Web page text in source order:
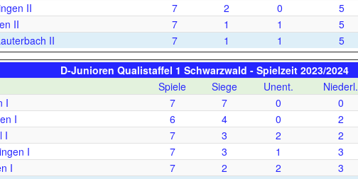
II 7 2 0 5
II 7 1 1 5
II 7 1 1 5
D-Junioren Qualistaffel 1 Schwarzwald - Spielzeit 2023/2024
Spiele Siege Unent. Niederl.
I 7 7 0 0
I 6 4 0 2
I 7 3 2 2
I 7 3 1 3
I 7 2 2 3